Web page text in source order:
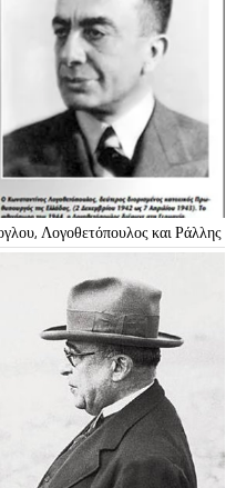
Λογοθετόπουλος και Ράλλης